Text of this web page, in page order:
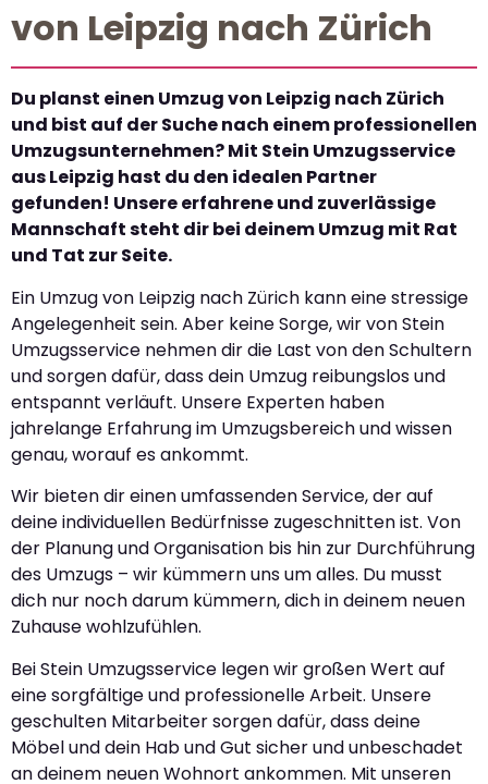
von Leipzig nach Zürich
Du planst einen Umzug von Leipzig nach Zürich
und bist auf der Suche nach einem professionellen
Umzugsunternehmen? Mit Stein Umzugsservice
aus Leipzig hast du den idealen Partner
gefunden! Unsere erfahrene und zuverlässige
Mannschaft steht dir bei deinem Umzug mit Rat
und Tat zur Seite.
Ein Umzug von Leipzig nach Zürich kann eine stressige
Angelegenheit sein. Aber keine Sorge, wir von Stein
Umzugsservice nehmen dir die Last von den Schultern
und sorgen dafür, dass dein Umzug reibungslos und
entspannt verläuft. Unsere Experten haben
jahrelange Erfahrung im Umzugsbereich und wissen
genau, worauf es ankommt.
Wir bieten dir einen umfassenden Service, der auf
deine individuellen Bedürfnisse zugeschnitten ist. Von
der Planung und Organisation bis hin zur Durchführung
des Umzugs – wir kümmern uns um alles. Du musst
dich nur noch darum kümmern, dich in deinem neuen
Zuhause wohlzufühlen.
Bei Stein Umzugsservice legen wir großen Wert auf
eine sorgfältige und professionelle Arbeit. Unsere
geschulten Mitarbeiter sorgen dafür, dass deine
Möbel und dein Hab und Gut sicher und unbeschadet
an deinem neuen Wohnort ankommen. Mit unseren